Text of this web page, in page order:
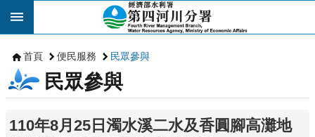
跳到主要內容區塊
首頁 便民服務 民眾參與
民眾參與
110年8月25日濁水溪二水及香圓腳高灘地